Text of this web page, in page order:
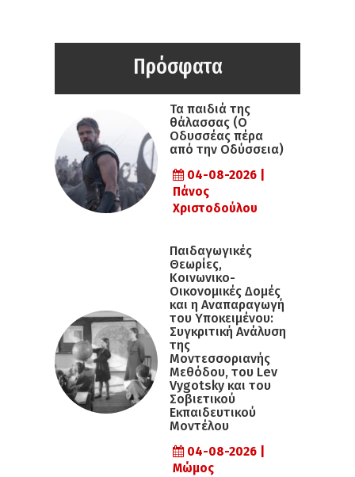
Πρόσφατα
Τα παιδιά της
θάλασσας (Ο
Οδυσσέας πέρα
από την Οδύσσεια)
04-08-2026 |
Πάνος
Χριστοδούλου
Παιδαγωγικές
Θεωρίες,
Κοινωνικο-
Οικονομικές Δομές
και η Αναπαραγωγή
του Υποκειμένου:
Συγκριτική Ανάλυση
της
Μοντεσσοριανής
Μεθόδου, του Lev
Vygotsky και του
Σοβιετικού
Εκπαιδευτικού
Μοντέλου
04-08-2026 |
Μώμος